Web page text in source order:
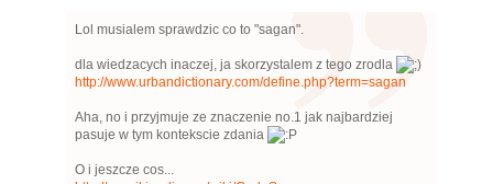
Lol musialem sprawdzic co to "sagan".
dla wiedzacych inaczej, ja skorzystalem z tego zrodla
http://www.urbandictionary.com/define.php?term=sagan
Aha, no i przyjmuje ze znaczenie no.1 jak najbardziej
pasuje w tym kontekscie zdania
O i jeszcze cos...